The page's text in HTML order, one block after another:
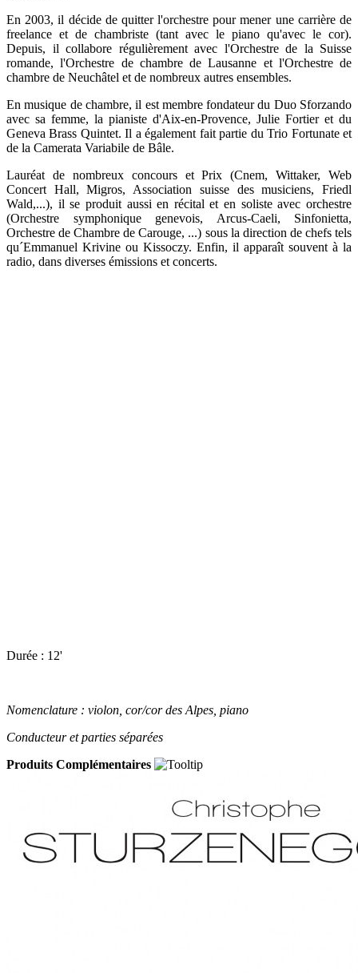
En 2003, il décide de quitter l'orchestre pour mener une carrière de
freelance et de chambriste (tant avec le piano qu'avec le cor).
Depuis, il collabore régulièrement avec l'Orchestre de la Suisse
romande, l'Orchestre de chambre de Lausanne et l'Orchestre de
chambre de Neuchâtel et de nombreux autres ensembles.
En musique de chambre, il est membre fondateur du Duo Sforzando
avec sa femme, la pianiste d'Aix-en-Provence, Julie Fortier et du
Geneva Brass Quintet. Il a également fait partie du Trio Fortunate et
de la Camerata Variabile de Bâle.
Lauréat de nombreux concours et Prix (Cnem, Wittaker, Web
Concert Hall, Migros, Association suisse des musiciens, Friedl
Wald,...), il se produit aussi en récital et en soliste avec orchestre
(Orchestre symphonique genevois, Arcus-Caeli, Sinfonietta,
Orchestre de Chambre de Carouge, ...) sous la direction de chefs tels
qu´Emmanuel Krivine ou Kissoczy. Enfin, il apparaît souvent à la
radio, dans diverses émissions et concerts.
Durée : 12'
Nomenclature : violon, cor/cor des Alpes, piano
Conducteur et parties séparées
Produits Complémentaires